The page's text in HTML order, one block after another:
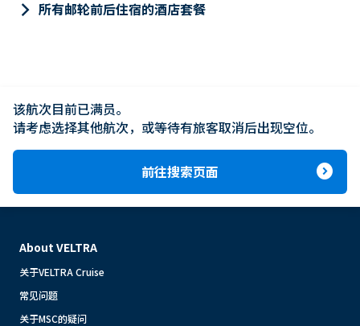
keyboard_arrow_right 所有邮轮前后住宿的酒店套餐
该航次目前已满员。
请考虑选择其他航次，或等待有旅客取消后出现空位。
前往搜索页面 expand_circle_right
About VELTRA
关于VELTRA Cruise
常见问题
关于MSC的疑问